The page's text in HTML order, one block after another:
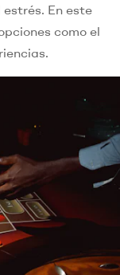
En este
como el